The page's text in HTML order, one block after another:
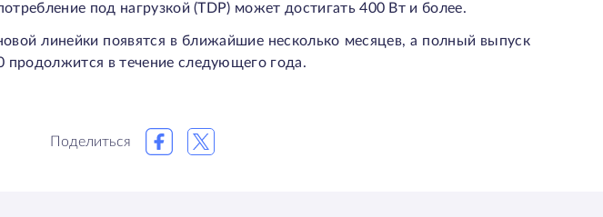
под нагрузкой (TDP) может достигать 400 Вт и более.
линейки появятся в ближайшие несколько месяцев, а полный выпуск
в течение следующего года.
Поделиться